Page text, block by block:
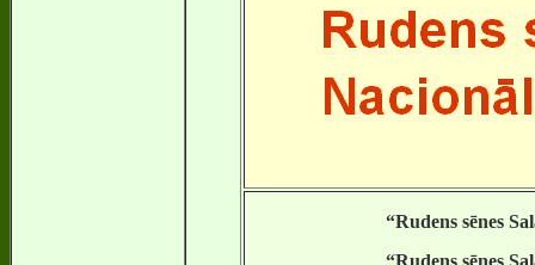
“Rudens sēnes
“Rudens sēnes